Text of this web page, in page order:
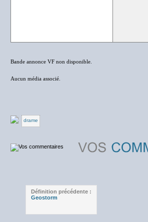
Bande annonce VF non disponible.
Aucun média associé.
drame
Définition précédente :
Geostorm